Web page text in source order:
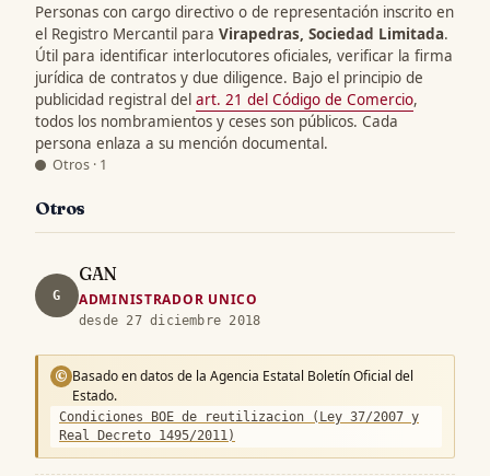
Personas con cargo directivo o de representación inscrito en
el Registro Mercantil para Virapedras, Sociedad Limitada.
Útil para identificar interlocutores oficiales, verificar la firma
jurídica de contratos y due diligence. Bajo el principio de
publicidad registral del art. 21 del Código de Comercio,
todos los nombramientos y ceses son públicos. Cada
persona enlaza a su mención documental.
Otros · 1
Otros
G
GAN
ADMINISTRADOR UNICO
desde 27 diciembre 2018
© Basado en datos de la Agencia Estatal Boletín Oficial del
Estado.
Condiciones BOE de reutilizacion (Ley 37/2007 y
Real Decreto 1495/2011)